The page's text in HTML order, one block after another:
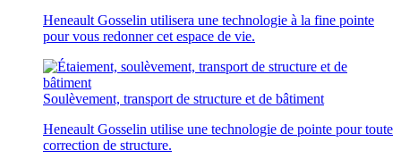
Heneault Gosselin utilisera une technologie à la fine pointe
pour vous redonner cet espace de vie.
Soulèvement, transport de structure et de bâtiment
Heneault Gosselin utilise une technologie de pointe pour toute
correction de structure.